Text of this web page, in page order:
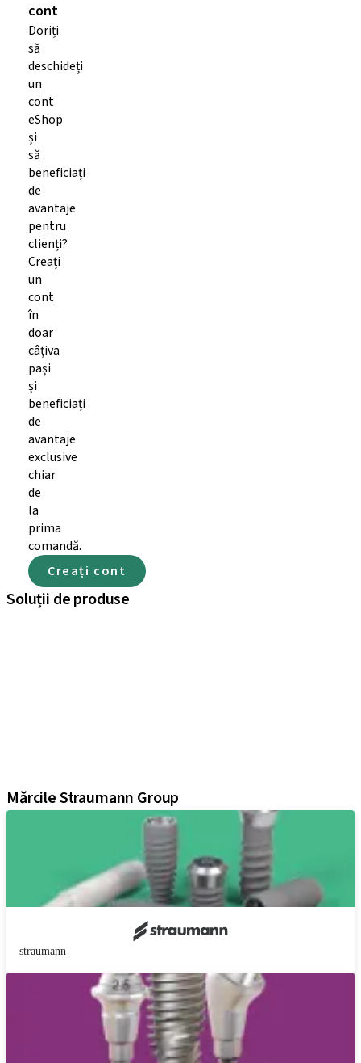
cont
Doriți
să
deschideți
un
cont
eShop
și
să
beneficiați
de
avantaje
pentru
clienți?
Creați
un
cont
în
doar
câțiva
pași
și
beneficiați
de
avantaje
exclusive
chiar
de
la
prima
comandă.
Creați cont
Soluții de produse
Mărcile Straumann Group
straumann